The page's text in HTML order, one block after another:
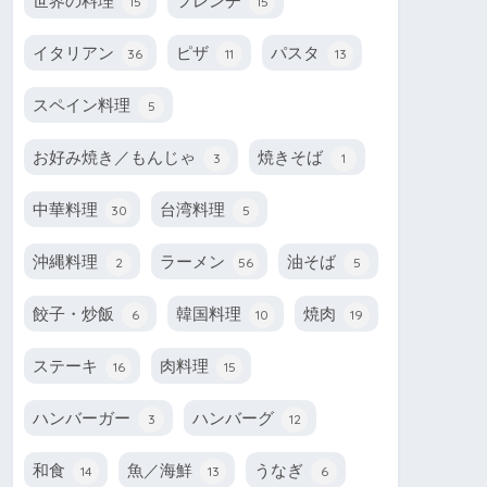
イタリアン 36 ピザ 11 パスタ 13
スペイン料理 5
お好み焼き／もんじゃ 3 焼きそば 1
中華料理 30 台湾料理 5
沖縄料理 2 ラーメン 56 油そば 5
餃子・炒飯 6 韓国料理 10 焼肉 19
ステーキ 16 肉料理 15
ハンバーガー 3 ハンバーグ 12
和食 14 魚／海鮮 13 うなぎ 6